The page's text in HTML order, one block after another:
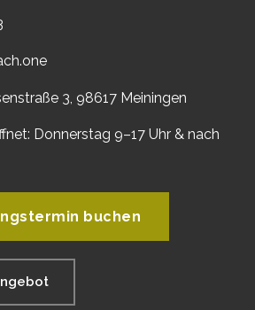
3, 98617 Meiningen
Donnerstag 9–17 Uhr & nach
buchen